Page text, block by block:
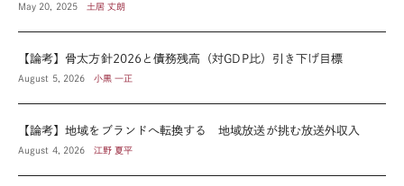
May 20, 2025 土居 丈朗
【論考】骨太方針2026と債務残高（対GDP比）引き下げ目標
August 5, 2026 小黒 一正
【論考】地域をブランドへ転換する 地域放送が挑む放送外収入
August 4, 2026 江野 夏平